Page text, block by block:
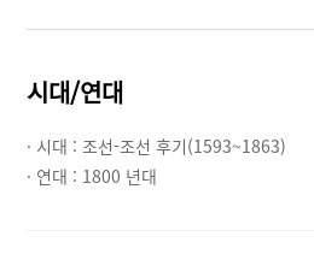
시대/연대
· 시대 :조선-조선 후기(1593~1863)
· 연대 : 1800 년대